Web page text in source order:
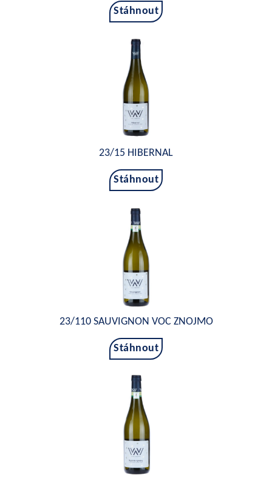
Stáhnout
23/15 HIBERNAL
Stáhnout
23/110 SAUVIGNON VOC ZNOJMO
Stáhnout